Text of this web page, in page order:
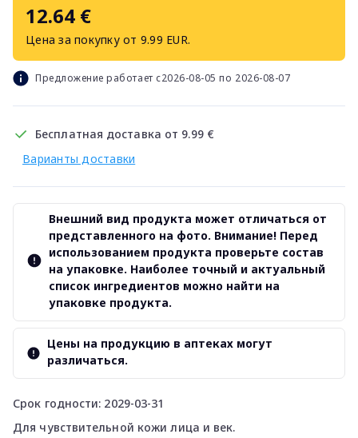
12.64 €
Цена за покупку от 9.99 EUR.
Предложение работает с2026-08-05 по 2026-08-07
Бесплатная доставка от 9.99 €
Варианты доставки
Срок годности: 2029-03-31
Для чувствительной кожи лица и век.
Внешний вид продукта может отличаться от
представленного на фото. Внимание! Перед
использованием продукта проверьте состав
на упаковке. Наиболее точный и актуальный
список ингредиентов можно найти на
упаковке продукта.
Цены на продукцию в аптеках могут
различаться.